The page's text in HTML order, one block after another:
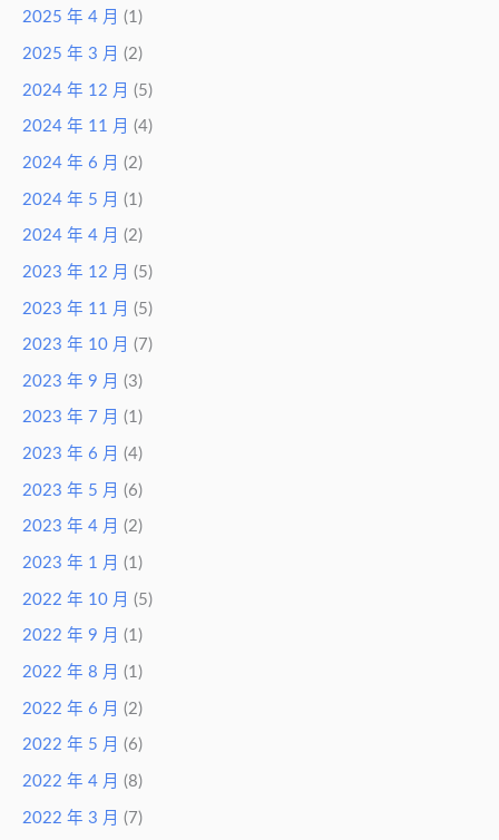
2025 年 4 月 (1)
2025 年 3 月 (2)
2024 年 12 月 (5)
2024 年 11 月 (4)
2024 年 6 月 (2)
2024 年 5 月 (1)
2024 年 4 月 (2)
2023 年 12 月 (5)
2023 年 11 月 (5)
2023 年 10 月 (7)
2023 年 9 月 (3)
2023 年 7 月 (1)
2023 年 6 月 (4)
2023 年 5 月 (6)
2023 年 4 月 (2)
2023 年 1 月 (1)
2022 年 10 月 (5)
2022 年 9 月 (1)
2022 年 8 月 (1)
2022 年 6 月 (2)
2022 年 5 月 (6)
2022 年 4 月 (8)
2022 年 3 月 (7)